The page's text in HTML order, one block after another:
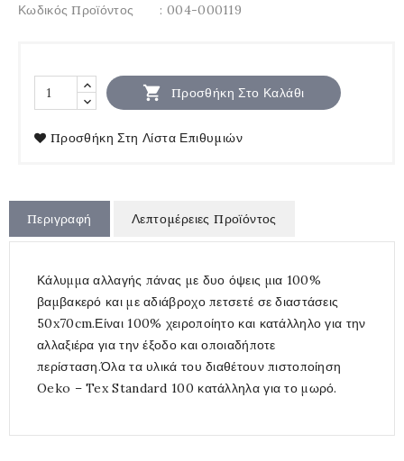
Κωδικός Προϊόντος
: 004-000119
 Προσθήκη Στο Καλάθι
Προσθήκη Στη Λίστα Επιθυμιών
Περιγραφή Λεπτομέρειες Προϊόντος
Κάλυμμα αλλαγής πάνας με δυο όψεις μια 100%
βαμβακερό και με αδιάβροχο πετσετέ σε διαστάσεις
50x70cm.Είναι 100% χειροποίητο και κατάλληλο για την
αλλαξιέρα για την έξοδο και οποιαδήποτε
περίσταση.Όλα τα υλικά του διαθέτουν πιστοποίηση
Oeko – Tex Standard 100 κατάλληλα για το μωρό.